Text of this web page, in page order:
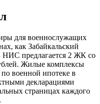
для военнослужащих
как Забайкальский
НИС предлагается 2 ЖК со
Жилые комплексы
военной ипотеке в
декларациями
страницах каждого